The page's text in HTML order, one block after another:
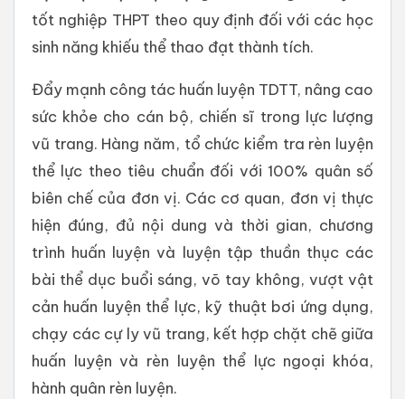
tốt nghiệp THPT theo quy định đối với các học
sinh năng khiếu thể thao đạt thành tích.
Đẩy mạnh công tác huấn luyện TDTT, nâng cao
sức khỏe cho cán bộ, chiến sĩ trong lực lượng
vũ trang. Hàng năm, tổ chức kiểm tra rèn luyện
thể lực theo tiêu chuẩn đối với 100% quân số
biên chế của đơn vị. Các cơ quan, đơn vị thực
hiện đúng, đủ nội dung và thời gian, chương
trình huấn luyện và luyện tập thuần thục các
bài thể dục buổi sáng, võ tay không, vượt vật
cản huấn luyện thể lực, kỹ thuật bơi ứng dụng,
chạy các cự ly vũ trang, kết hợp chặt chẽ giữa
huấn luyện và rèn luyện thể lực ngoại khóa,
hành quân rèn luyện.